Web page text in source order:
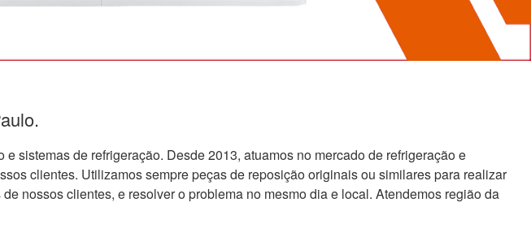
sistemas de refrigeração. Desde 2013, atuamos no mercado de refrigeração e
clientes. Utilizamos sempre peças de reposição originais ou similares para realizar
nossos clientes, e resolver o problema no mesmo dia e local. Atendemos região da